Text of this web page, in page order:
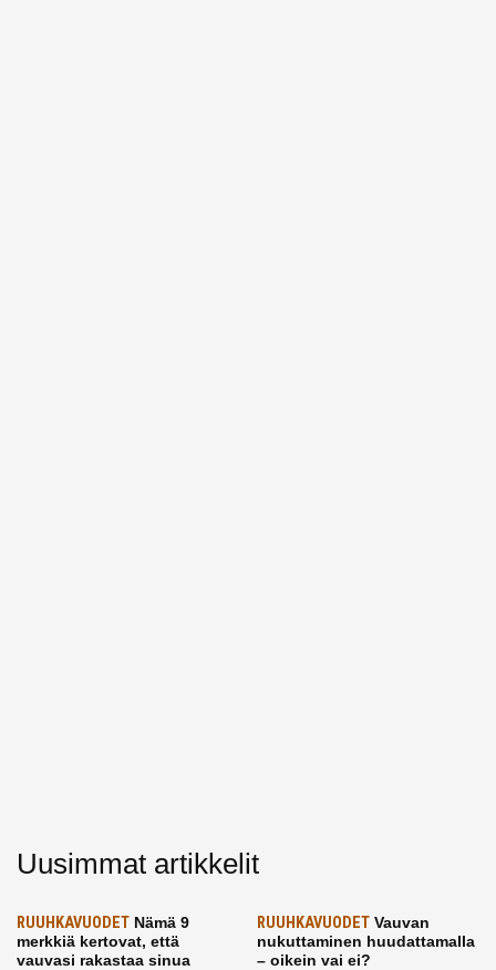
Uusimmat artikkelit
RUUHKAVUODET Nämä 9
merkkiä kertovat, että
vauvasi rakastaa sinua
RUUHKAVUODETVauvan
nukuttaminen huudattamalla
– oikein vai ei?